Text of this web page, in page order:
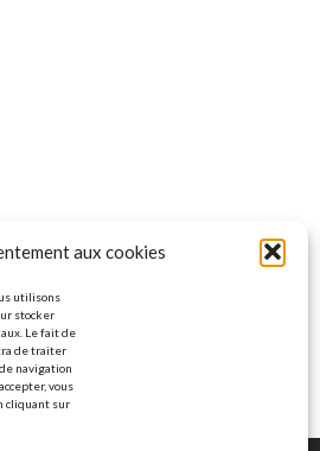
aux cookies
utilisons
stocker
Le fait de
de traiter
navigation
vous
cliquant sur